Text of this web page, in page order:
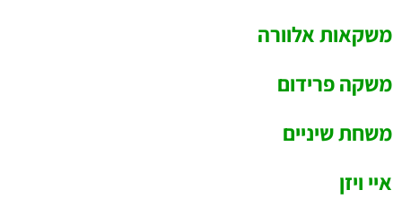
משקאות אלוורה
משקה פרידום
משחת שיניים
איי ויזן